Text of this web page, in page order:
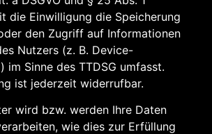
die Einwilligung die Speicherung
den Zugriff auf Informationen
Nutzers (z. B. Device-
im Sinne des TTDSG umfasst.
ist jederzeit widerrufbar.
wird bzw. werden Ihre Daten
wie dies zur Erfüllung